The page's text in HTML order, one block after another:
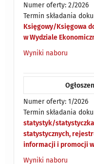
Numer oferty: 2/2026
Termin składania
Księgowy/Księgowa
w Wydziale
Wyniki naboru
Numer oferty: 1/2026
Termin składania
statystyk/
statystycznych,
informacji i promocji
Wyniki naboru